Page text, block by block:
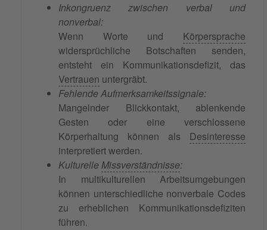
Inkongruenz zwischen verbal und
nonverbal:
Wenn Worte und Körpersprache
widersprüchliche Botschaften senden,
entsteht ein Kommunikationsdefizit, das
Vertrauen untergräbt.
Fehlende Aufmerksamkeitssignale:
Mangelnder Blickkontakt, ablenkende
Gesten oder eine verschlossene
Körperhaltung können als Desinteresse
interpretiert werden.
KulturelleMissverständnisse:
In multikulturellen Arbeitsumgebungen
können unterschiedliche nonverbale Codes
zu erheblichen Kommunikationsdefiziten
führen.